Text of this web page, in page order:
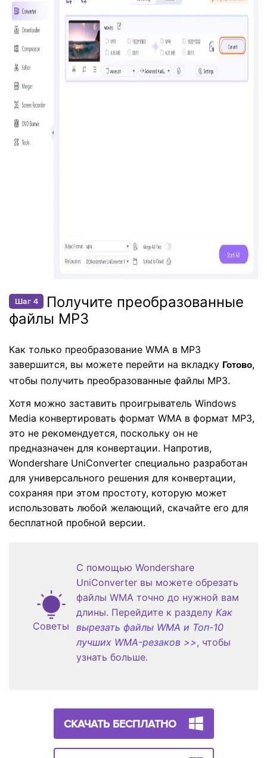
Шаг 4
Получите преобразованные
файлы MP3
Как только преобразование WMA в MP3
завершится, вы можете перейти на вкладку Готово,
чтобы получить преобразованные файлы MP3.
Хотя можно заставить проигрыватель Windows
Media конвертировать формат WMA в формат MP3,
это не рекомендуется, поскольку он не
предназначен для конвертации. Напротив,
Wondershare UniConverter специально разработан
для универсального решения для конвертации,
сохраняя при этом простоту, которую может
использовать любой желающий, скачайте его для
бесплатной пробной версии.
Советы
С помощью Wondershare
UniConverter вы можете обрезать
файлы WMA точно до нужной вам
длины. Перейдите к разделу Как
вырезать файлы WMA и Топ-10
лучших WMA-резаков >>, чтобы
узнать больше.
СКАЧАТЬ БЕСПЛАТНО